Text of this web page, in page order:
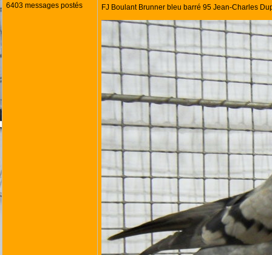
6403 messages postés
FJ Boulant Brunner bleu barré 95 Jean-Charles